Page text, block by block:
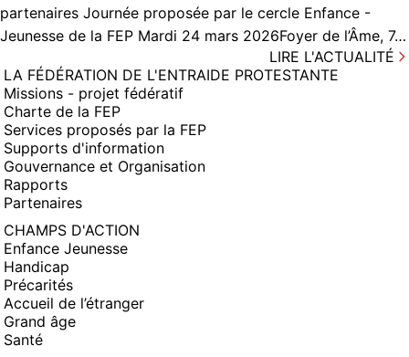
partenaires Journée proposée par le cercle Enfance -
Jeunesse de la FEP Mardi 24 mars 2026Foyer de l’Âme, 7…
LIRE L'ACTUALITÉ
LA FÉDÉRATION DE L'ENTRAIDE PROTESTANTE
Missions - projet fédératif
Charte de la FEP
Services proposés par la FEP
Supports d'information
Gouvernance et Organisation
Rapports
Partenaires
CHAMPS D'ACTION
Enfance Jeunesse
Handicap
Précarités
Accueil de l’étranger
Grand âge
Santé